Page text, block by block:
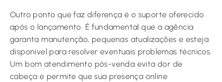
Outro ponto que faz diferença é o suporte oferecido
após o lançamento. É fundamental que a agência
garanta manutenção, pequenas atualizações e esteja
disponível para resolver eventuais problemas técnicos.
Um bom atendimento pós-venda evita dor de
cabeça e permite que sua presença online